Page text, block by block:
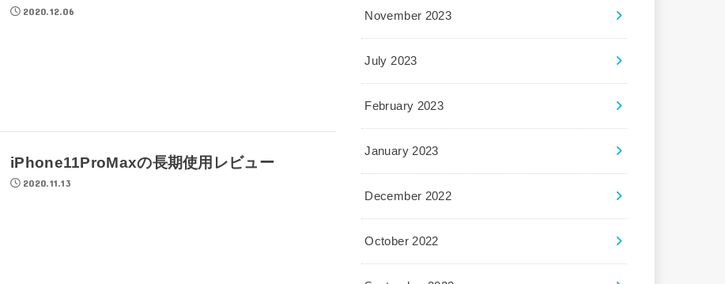
2020.12.06
iPhone11ProMaxの長期使用レビュー
2020.11.13
November 2023
July 2023
February 2023
January 2023
December 2022
October 2022